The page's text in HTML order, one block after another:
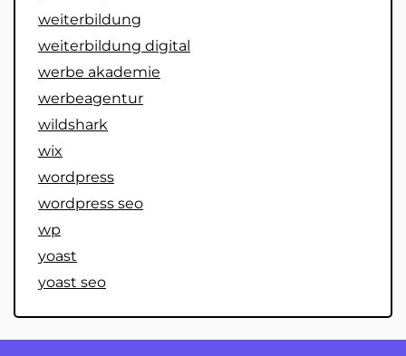
weiterbildung
weiterbildung digital
werbe akademie
werbeagentur
wildshark
wix
wordpress
wordpress seo
wp
yoast
yoast seo